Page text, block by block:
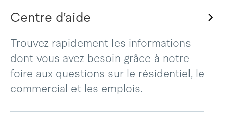
Centre d’aide
Trouvez rapidement les informations
dont vous avez besoin grâce à notre
foire aux questions sur le résidentiel, le
commercial et les emplois.